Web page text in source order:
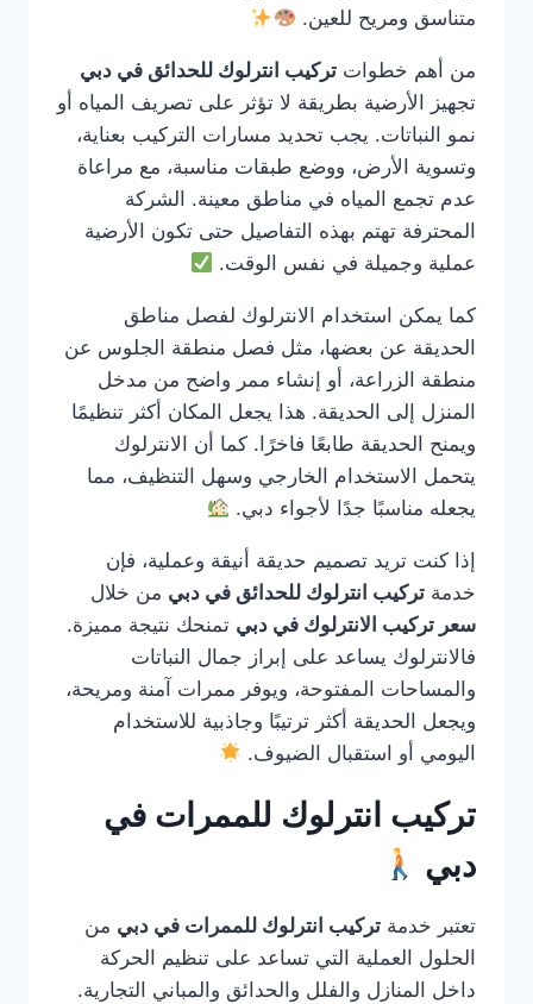
متناسق ومريح للعين.
من أهم خطوات تركيب انترلوك للحدائق في دبي
تجهيز الأرضية بطريقة لا تؤثر على تصريف المياه أو
نمو النباتات. يجب تحديد مسارات التركيب بعناية،
وتسوية الأرض، ووضع طبقات مناسبة، مع مراعاة
عدم تجمع المياه في مناطق معينة. الشركة
المحترفة تهتم بهذه التفاصيل حتى تكون الأرضية
عملية وجميلة في نفس الوقت.
كما يمكن استخدام الانترلوك لفصل مناطق
الحديقة عن بعضها، مثل فصل منطقة الجلوس عن
منطقة الزراعة، أو إنشاء ممر واضح من مدخل
المنزل إلى الحديقة. هذا يجعل المكان أكثر تنظيمًا
ويمنح الحديقة طابعًا فاخرًا. كما أن الانترلوك
يتحمل الاستخدام الخارجي وسهل التنظيف، مما
يجعله مناسبًا جدًا لأجواء دبي.
إذا كنت تريد تصميم حديقة أنيقة وعملية، فإن
خدمة تركيب انترلوك للحدائق في دبي من خلال
سعر تركيب الانترلوك في دبي تمنحك نتيجة مميزة.
فالانترلوك يساعد على إبراز جمال النباتات
والمساحات المفتوحة، ويوفر ممرات آمنة ومريحة،
ويجعل الحديقة أكثر ترتيبًا وجاذبية للاستخدام
اليومي أو استقبال الضيوف.
تركيب انترلوك للممرات في
دبي
تعتبر خدمة تركيب انترلوك للممرات في دبي من
الحلول العملية التي تساعد على تنظيم الحركة
داخل المنازل والفلل والحدائق والمباني التجارية.